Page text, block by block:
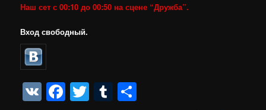
Наш сет с 00:10 до 00:50 на сцене “Дружба”.
Вход свободный.
VKFacebook
TwitterTumblr